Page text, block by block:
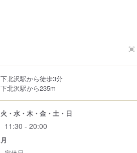
下北沢駅から徒歩3分
下北沢駅から235m
火・水・木・金・土・日
11:30 - 20:00
月